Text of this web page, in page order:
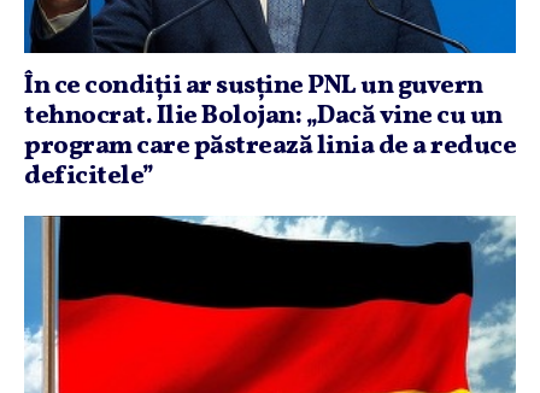
În ce condiţii ar susţine PNL un guvern
tehnocrat. Ilie Bolojan: „Dacă vine cu un
program care păstrează linia de a reduce
deficitele”